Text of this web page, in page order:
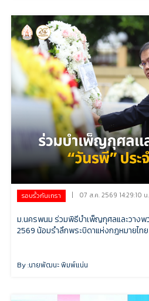
รอบรั้วกันเกรา | 07 ส.ค. 2569 14:29:10 น.
ม.นครพนม ร่วมพิธีบำเพ็ญกุศลและวางพว
2569 น้อมรำลึกพระบิดาแห่งกฎหมายไทย
By :นายพัฒนะ พิมพ์แน่น